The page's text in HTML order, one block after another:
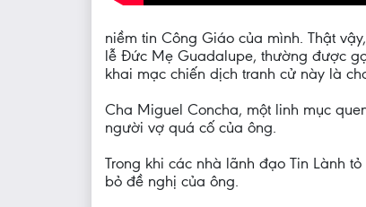
niềm tin Công Giáo của mình. Thật
lễ Đức Mẹ Guadalupe, thường được
khai mạc chiến dịch tranh cử này là
Cha Miguel Concha, một linh mục
người vợ quá cố của ông.
Trong khi các nhà lãnh đạo Tin Lành
bỏ đề nghị của ông.